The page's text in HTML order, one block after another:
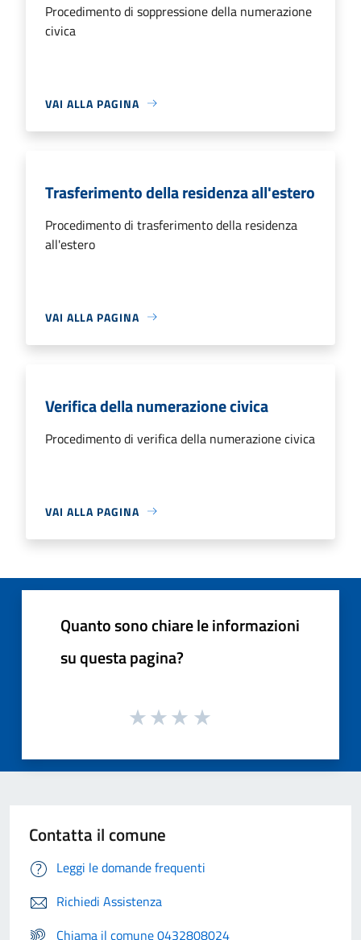
Procedimento di soppressione della numerazione
civica
VAI ALLA PAGINA
Trasferimento della residenza all'estero
Procedimento di trasferimento della residenza
all'estero
VAI ALLA PAGINA
Verifica della numerazione civica
Procedimento di verifica della numerazione civica
VAI ALLA PAGINA
Quanto sono chiare le informazioni
su questa pagina?
Contatta il comune
Leggi le domande frequenti
Richiedi Assistenza
Chiama il comune 0432808024